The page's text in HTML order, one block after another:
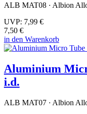
ALB MAT08 · Albion
UVP: 7,99 €
7,50 €
in den Warenkorb
Aluminium
i.d.
ALB MAT07 · Albion